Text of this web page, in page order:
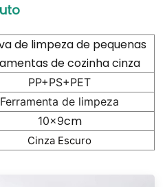
de limpeza de pequenas
de cozinha cinza
PP+PS+PET
Ferramenta de limpeza
10x9cm
Cinza Escuro